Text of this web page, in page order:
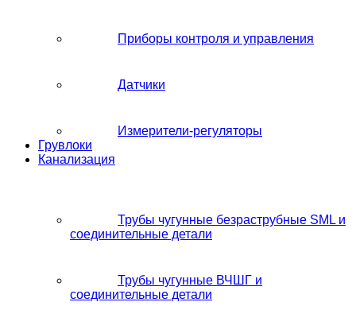
Приборы контроля и управления
Датчики
Измерители-регуляторы
Грувлоки
Канализация
Трубы чугунные безраструбные SML и
соединительные детали
Трубы чугунные ВЧШГ и
соединительные детали